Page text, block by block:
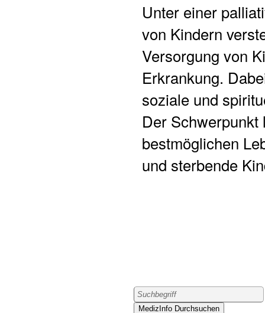
Unter einer
von Kindern
Versorgung von
Erkrankung.
soziale und
Der
bestmöglichen
und sterbende